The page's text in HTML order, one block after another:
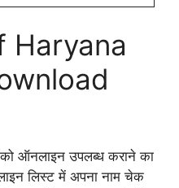
Haryana
को ऑनलाइन उपलब्ध कराने का
लिस्ट में अपना नाम चेक